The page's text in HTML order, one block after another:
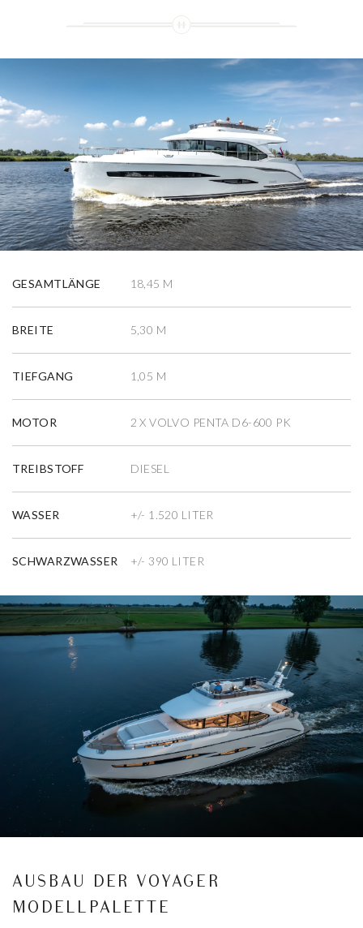
GESAMTLÄNGE 18,45 M
BREITE 5,30 M
TIEFGANG 1,05 M
MOTOR 2 X VOLVO PENTA D6-600 PK
TREIBSTOFF DIESEL
WASSER +/- 1.520 LITER
SCHWARZWASSER +/- 390 LITER
AUSBAU DER VOYAGER
MODELLPALETTE